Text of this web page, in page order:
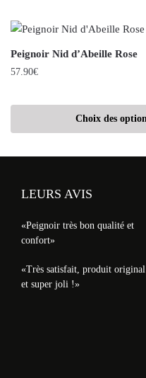
Peignoir Nid d’Abeille Rose
57.90€
Choix des
LEURS AVIS
«Peignoir très bon qualité et
confort»
«Très satisfait, produit original
et super joli !»